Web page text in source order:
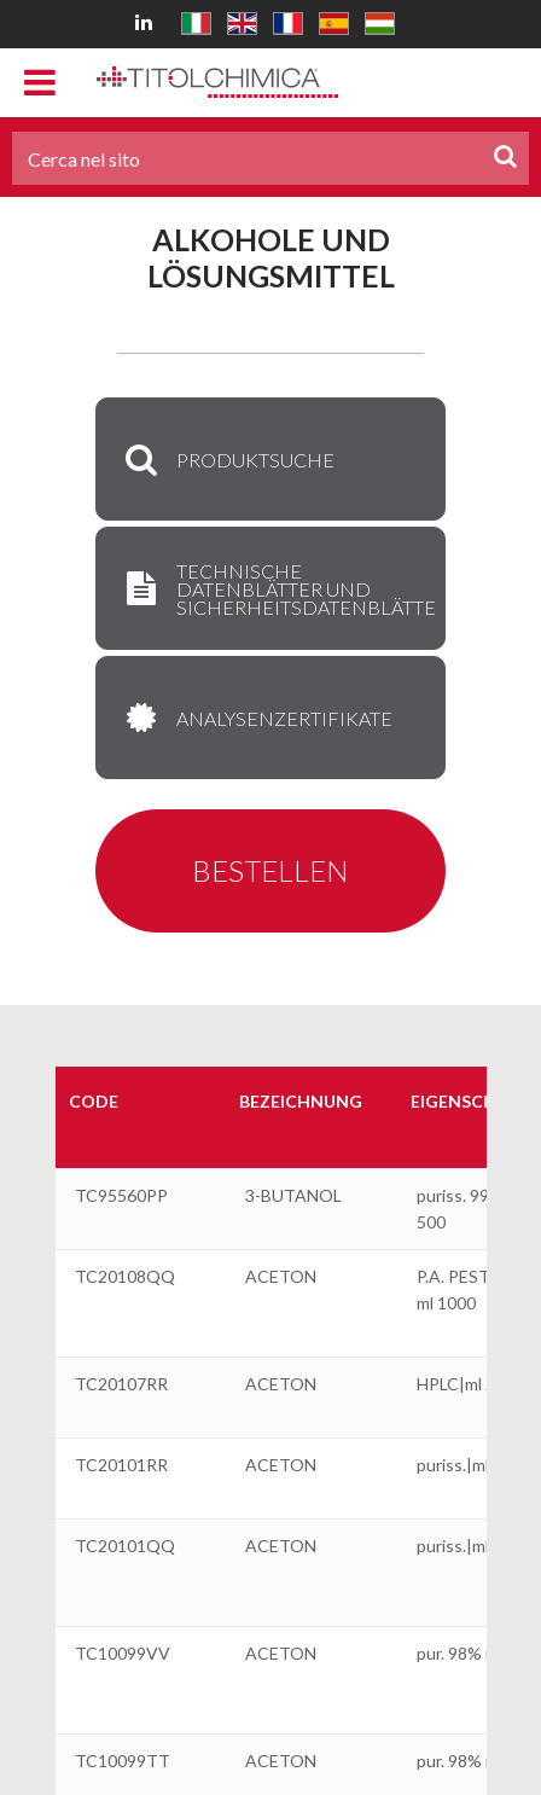
ALKOHOLE UND
LÖSUNGSMITTEL
PRODUKTSUCHE
TECHNISCHE
DATENBLÄTTER UND
SICHERHEITSDATENBLÄTTE
ANALYSENZERTIFIKATE
BESTELLEN
CODE BEZEICHNUNG
TC95560PP 3-BUTANOL
puriss. 99,5%|ml
500
TC20108QQ ACETON
P.A.
ml 1000
TC20107RR ACETON HPLC|ml 2500
TC20101RR ACETON puriss.|ml 2500
TC20101QQ ACETON puriss.|ml 1000
TC10099VV ACETON pur. 98% min.|L
TC10099TT ACETON pur. 98% min.|L